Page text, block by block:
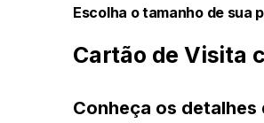
Escolha o tamanho de
Cartão de Visita
Conheça os detalhes